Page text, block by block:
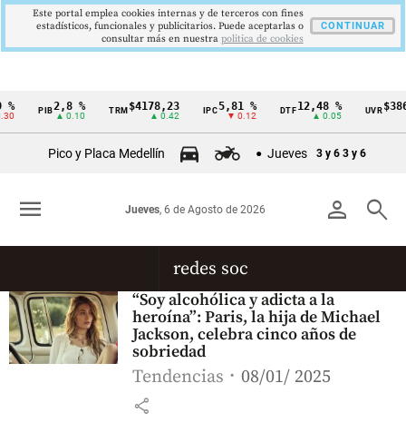
Cintillo
Colombia
PIB 2,8 %
▲ 0.10
TRM$4178,23
▲ 0.42
IPC5,81 %
▼ 0.12
DTF12,48 %
▲ 0.05
UVR
Pico y Placa Medellín Jueves 3 y 6 3 y 6
person search
Jueves, 6 de Agosto de 2026
menu
redes soc
“Soy alcohólica y adicta a la
heroína”: Paris, la hija de Michael
Jackson, celebra cinco años de
sobriedad
Tendencias 08/01/ 2025
share
Este portal emplea cookies internas y de terceros con fines
estadísticos, funcionales y publicitarios. Puede aceptarlas o
consultar más en nuestra politica de cookies
CONTINUAR